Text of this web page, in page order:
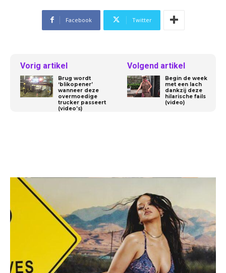
Facebook Twitter
Vorig artikel
Brug wordt
‘blikopener’
wanneer deze
overmoedige
trucker passeert
(video’s)
Volgend artikel
Begin de week
met een lach
dankzij deze
hilarische fails
(video)